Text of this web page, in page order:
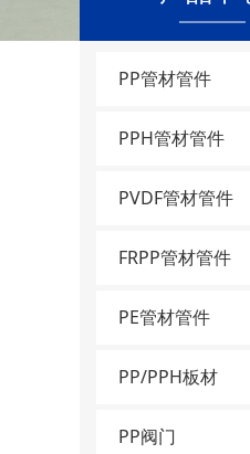
PP管材管件
PPH管材管件
PVDF管材管件
FRPP管材管件
PE管材管件
PP/PPH板材
PP阀门